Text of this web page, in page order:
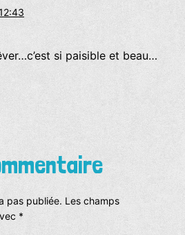
si paisible et beau…
pas publiée. Les champs
*